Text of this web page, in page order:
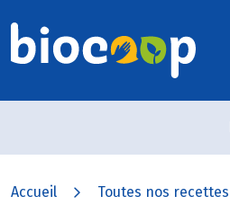
Accueil Toutes nos recettes